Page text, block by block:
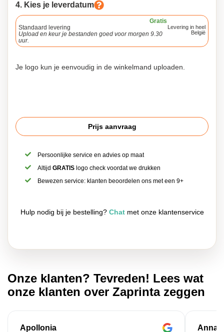
4. Kies je leverdatum
Gratis
Standaard levering
Upload en keur je bestanden goed voor morgen 9.30
uur.
Levering in heel
België
Je logo kun je eenvoudig in de winkelmand uploaden.
Prijs aanvraag
Persoonlijke service en advies op maat
AltijdGRATIS logo check voordat we drukken
Bewezen service: klanten beoordelen ons met een 9+
Hulp nodig bij je bestelling? Chatmet onze klantenservice
Onze klanten? Tevreden! Lees wat
onze klanten over Zaprinta zeggen
Apollonia Anna